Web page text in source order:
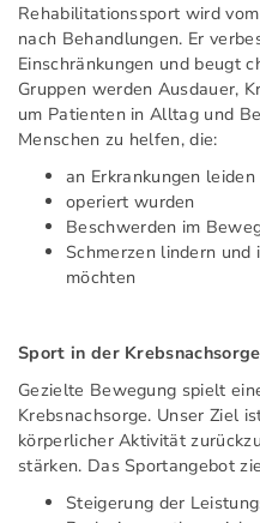
Rehabilitationssport wird
nach Behandlungen. Er
Einschränkungen und beugt
Gruppen werden Ausdauer,
um Patienten in Alltag und
Menschen zu helfen, die:
an Erkrankungen leiden
operiert wurden
Beschwerden im
Schmerzen lindern
möchten
Sport in der Krebsnachsorge
Gezielte Bewegung spielt
Krebsnachsorge. Unser Ziel
körperlicher Aktivität
stärken. Das Sportangebot
Steigerung der